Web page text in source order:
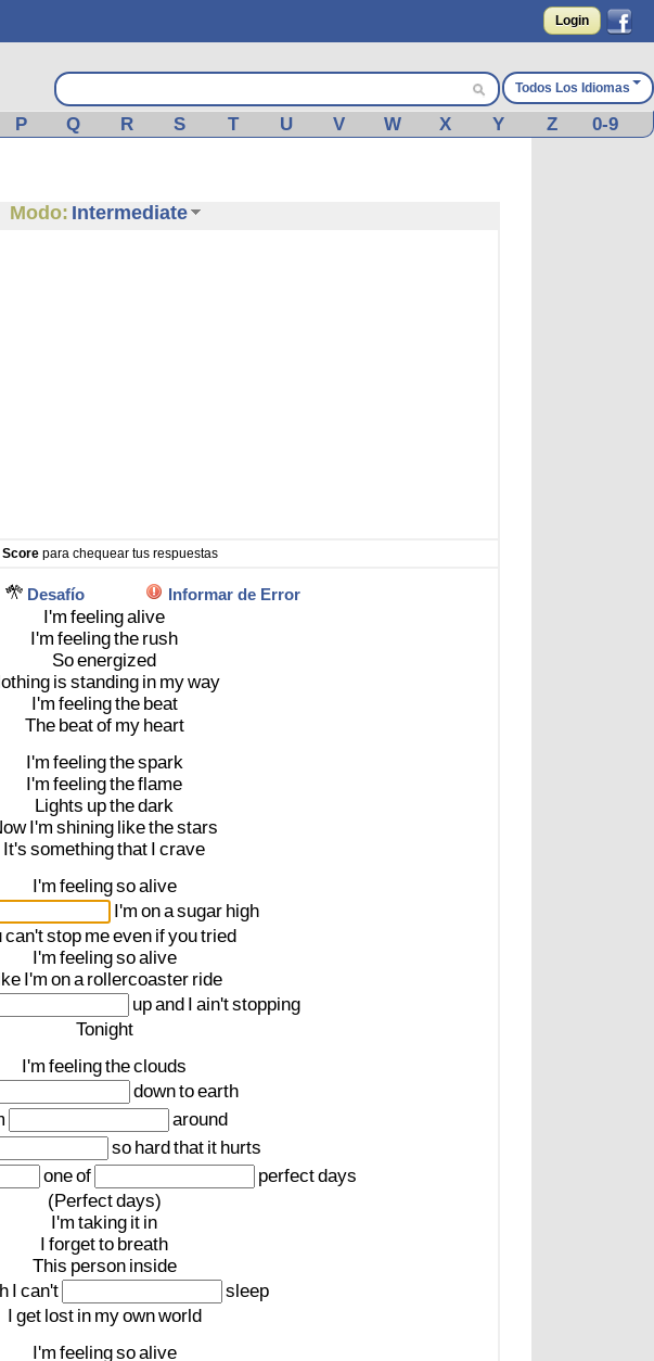
Login
Todos Los Idiomas
P Q R S T U V W X Y Z 0-9
Modo: Intermediate
Scorepara chequear tus respuestas
Desafío Informar de Error
I'm feelingalive
I'm feelingthe rush
Soenergized
is standing in myway
I'm feelingthe beat
The beatof my heart
I'm feelingthespark
I'm feelingtheflame
Lights upthedark
I'm shining likethestars
It's somethingthat I crave
I'm feelingsoalive
I'm onasugar high
can'tstop meeven ifyoutried
I'm feelingsoalive
I'm ona rollercoaster ride
upand I ain'tstopping
Tonight
I'm feelingtheclouds
downtoearth
around
so hardthat it hurts
oneof perfectdays
(Perfectdays)
I'm taking it in
I forgetto breath
This person inside
I can't
sleep
I get lost in myownworld
I'm feelingsoalive